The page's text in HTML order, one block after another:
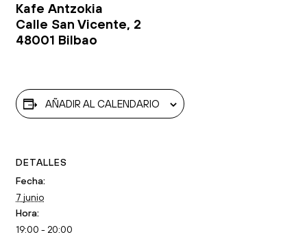
Kafe Antzokia
Calle San Vicente, 2
48001 Bilbao
AÑADIR AL CALENDARIO
DETALLES
Fecha:
7 junio
Hora:
19:00 - 20:00